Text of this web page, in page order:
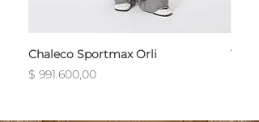
Chaleco Sportmax Orli
Precio
$ 991.600,00
T-